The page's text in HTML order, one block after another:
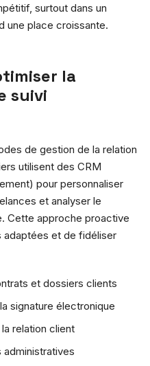
surtout dans un
une place croissante.
la
suivi
de gestion de la relation
utilisent des CRM
pour personnaliser
et analyser le
Cette approche proactive
et de fidéliser
et dossiers clients
signature électronique
relation client